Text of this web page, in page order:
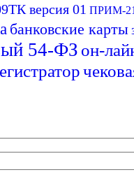
версия 01 ПРИМ-
банковские карты
54-ФЗ он-